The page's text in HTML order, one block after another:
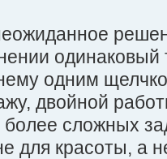
одинаковый
одним
двойной
более сложных
для красоты, а